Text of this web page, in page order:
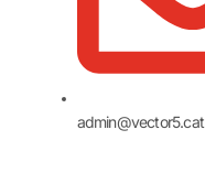
admin@vector5.cat